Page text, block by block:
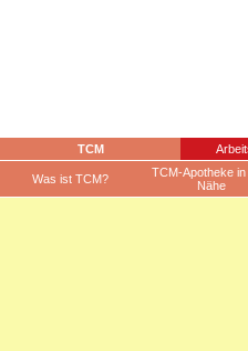
TCM
Was ist TCM?
TCM-Apotheke
Nähe